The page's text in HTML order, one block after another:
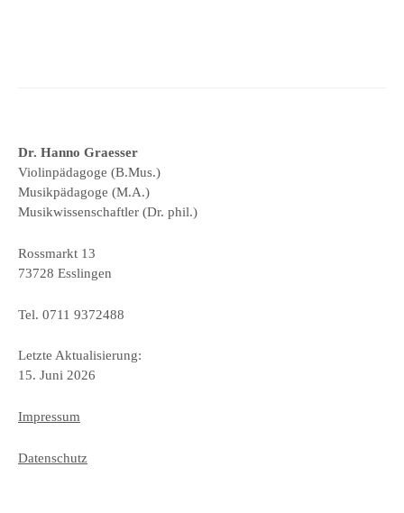
Dr. Hanno Graesser
Violinpädagoge (B.Mus.)
Musikpädagoge (M.A.)
Musikwissenschaftler (Dr. phil.)
Rossmarkt 13
73728 Esslingen
Tel. 0711 9372488
Letzte Aktualisierung:
15. Juni 2026
Impressum
Datenschutz